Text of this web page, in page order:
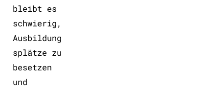
bleibt es
schwierig,
Ausbildung
splätze zu
besetzen
und